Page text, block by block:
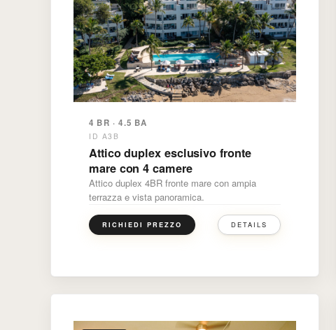
4 BR · 4.5 BA
ID A3B
Attico duplex esclusivo fronte
mare con 4 camere
Attico duplex 4BR fronte mare con ampia
terrazza e vista panoramica.
RICHIEDI PREZZO DETAILS